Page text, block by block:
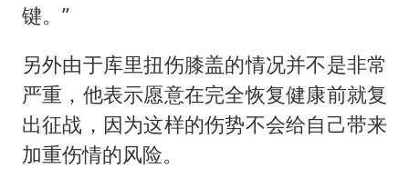
键。”
另外由于库里扭伤膝盖的情况并不是非常
严重，他表示愿意在完全恢复健康前就复
出征战，因为这样的伤势不会给自己带来
加重伤情的风险。